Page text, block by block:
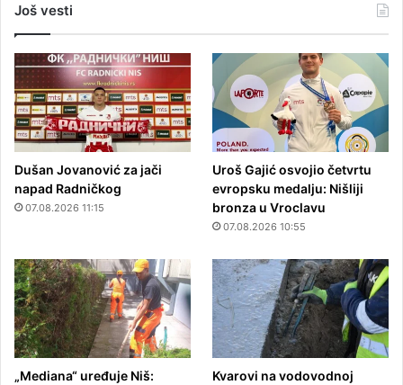
Još vesti
Dušan Jovanović za jači
napad Radničkog
07.08.2026 11:15
Uroš Gajić osvojio četvrtu
evropsku medalju: Nišliji
bronza u Vroclavu
07.08.2026 10:55
„Mediana“ uređuje Niš:
Kvarovi na vodovodnoj